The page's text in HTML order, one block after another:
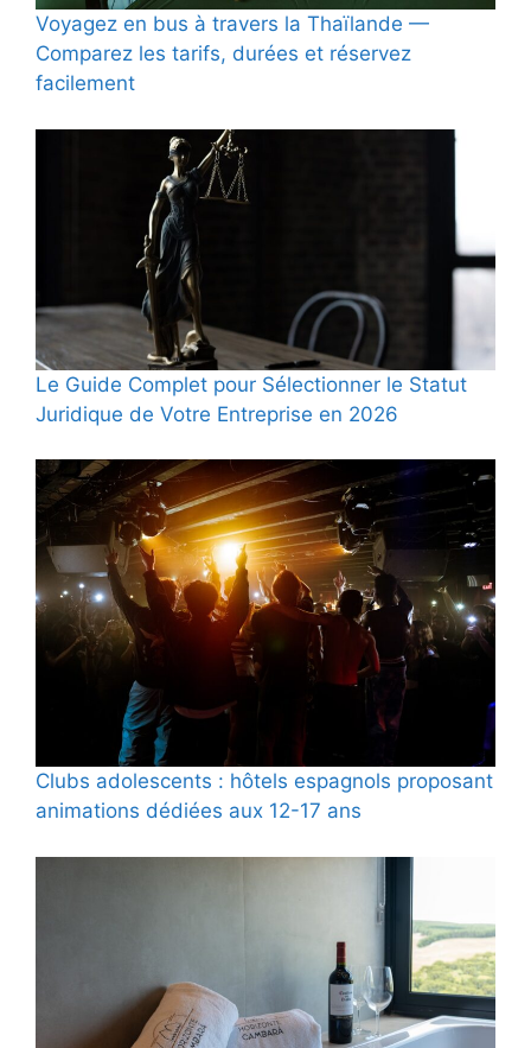
Voyagez en bus à travers la Thaïlande —
Comparez les tarifs, durées et réservez
facilement
Le Guide Complet pour Sélectionner le Statut
Juridique de Votre Entreprise en 2026
Clubs adolescents : hôtels espagnols proposant
animations dédiées aux 12-17 ans